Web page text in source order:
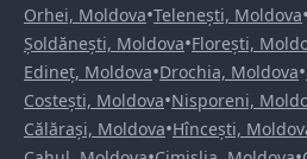
Orhei, Moldova•Telenești, Moldova•
Șoldănești, Moldova•Florești,
Edineț, Moldova•Drochia, Moldova•
Costești, Moldova•Nisporeni,
Călărași, Moldova•Hîncești,